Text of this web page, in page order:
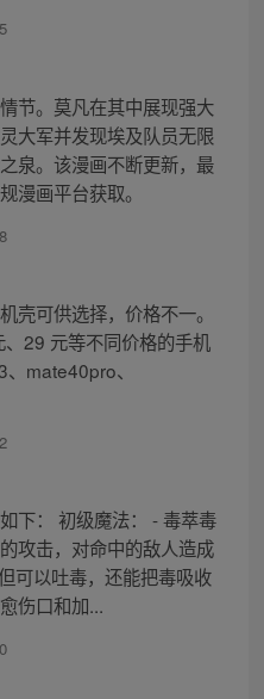
节。莫凡在其中展现强大
大军并发现埃及队员无限
泉。该漫画不断更新，最
漫画平台获取。
壳可供选择，价格不一。
29 元等不同价格的手机
mate40pro、
下： 初级魔法： - 毒萃毒
攻击，对命中的敌人造成
可以吐毒，还能把毒吸收
伤口和加...